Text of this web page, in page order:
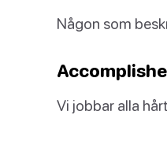
Någon som
Vi jobbar alla